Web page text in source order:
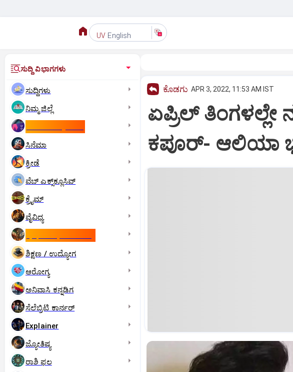
UV English
ಸುದ್ದಿ ವಿಭಾಗಗಳು
ಸುದ್ದಿಗಳು
ನಿಮ್ಮ ಜಿಲ್ಲೆ
ಸಿನೆಮಾ
ಕ್ರೀಡೆ
ವೆಬ್ ಎಕ್ಸ್‌ಕ್ಲೂಸಿವ್
ಕ್ರೈಮ್
ವೈವಿಧ್ಯ
ಶಿಕ್ಷಣ / ಉದ್ಯೋಗ
ಆರೋಗ್ಯ
ಅನಿವಾಸಿ ಕನ್ನಡಿಗ
ಸೆಲೆಬ್ರಿಟಿ ಕಾರ್ನರ್‌
Explainer
ಜ್ಯೋತಿಷ್ಯ
ರಾಶಿ ಫಲ
ಕೊಡಗು APR 3, 2022, 11:53 AM IST
ಏಪ್ರಿಲ್
ಕಪೂರ್- ಆಲಿಯಾ